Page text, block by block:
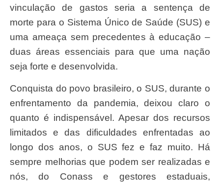
vinculação de gastos seria a sentença de
morte para o Sistema Único de Saúde (SUS) e
uma ameaça sem precedentes à educação –
duas áreas essenciais para que uma nação
seja forte e desenvolvida.
Conquista do povo brasileiro, o SUS, durante o
enfrentamento da pandemia, deixou claro o
quanto é indispensável. Apesar dos recursos
limitados e das dificuldades enfrentadas ao
longo dos anos, o SUS fez e faz muito. Há
sempre melhorias que podem ser realizadas e
nós, do Conass e gestores estaduais,